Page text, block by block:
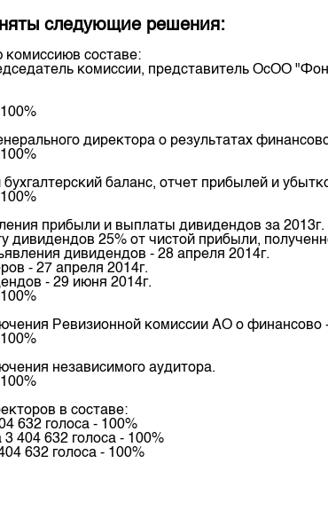
Финансовый рынок KG
Пресс-клуб
следующие решения:
комиссиюв составе:
комиссии, представитель ОсОО
директора о результатах
баланс, отчет прибылей и
прибыли и выплаты дивидендов за 2013г.
дивидендов 25% от чистой прибыли,
дивидендов - 28 апреля 2014г.
- 27 апреля 2014г.
- 29 июня 2014г.
Ревизионной комиссии АО о финансово -
независимого аудитора.
в составе:
632 голоса - 100%
404 632 голоса - 100%
632 голоса - 100%